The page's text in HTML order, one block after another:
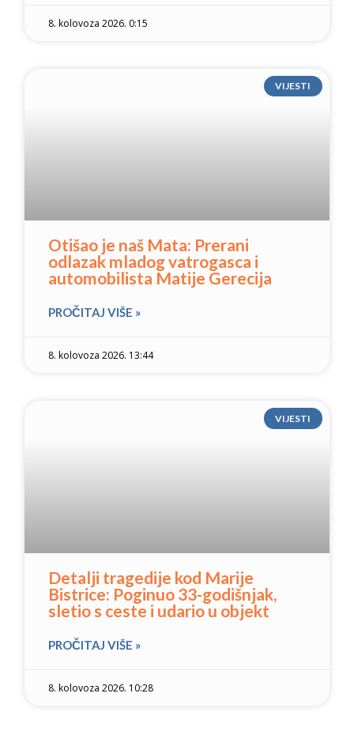
8. kolovoza 2026. 0:15
VIJESTI
Otišao je naš Mata: Prerani
odlazak mladog vatrogasca i
automobilista Matije Gerecija
PROČITAJ VIŠE »
8. kolovoza 2026. 13:44
VIJESTI
Detalji tragedije kod Marije
Bistrice: Poginuo 33-godišnjak,
sletio s ceste i udario u objekt
PROČITAJ VIŠE »
8. kolovoza 2026. 10:28